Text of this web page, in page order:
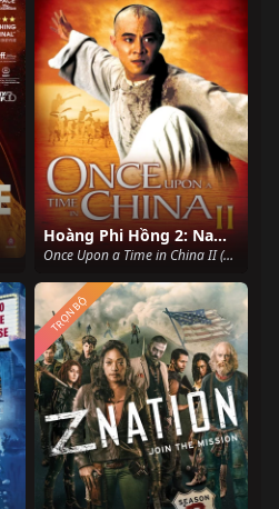
Hoàng Phi Hồng 2: Nam nhi đương tự cường
Once Upon a Time in China II (1992)
TRỌN BỘ